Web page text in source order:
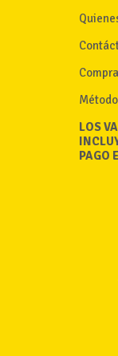
LOS
PAGO